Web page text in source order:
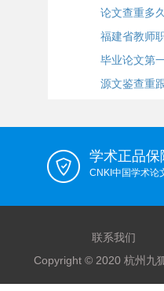
论文查重多
福建省教师
毕业论文第
源文鉴查重
学术正品保
CNKI中国学术论
联系我们
Copyright © 2020 杭州九